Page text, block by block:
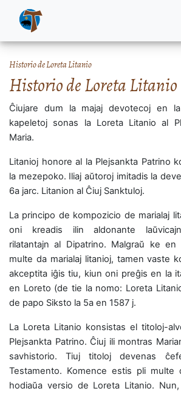
Historio de Loreta Litanio
Historio de Loreta Litanio
Ĉiujare dum la majaj devotecoj en
kapeletoj sonas la Loreta Litanio al
Maria.
Litanioj honore al la Plejsankta Patrino
la mezepoko. Iliaj aŭtoroj imitadis la
6a jarc. Litanion al Ĉiuj Sanktuloj.
La principo de kompozicio de marialaj
oni kreadis ilin aldonante
rilatantajn al Dipatrino. Malgraŭ ke
multe da marialaj litanioj, tamen vaste
akceptita iĝis tiu, kiun oni preĝis en la
en Loreto (de tie la nomo: Loreta
de papo Siksto la 5a en 1587 j.
La Loreta Litanio konsistas el titoloj-
Plejsankta Patrino. Ĉiuj ili montras
savhistorio. Tiuj titoloj devenas
Testamento. Komence estis pli
hodiaŭa versio de Loreta Litanio.